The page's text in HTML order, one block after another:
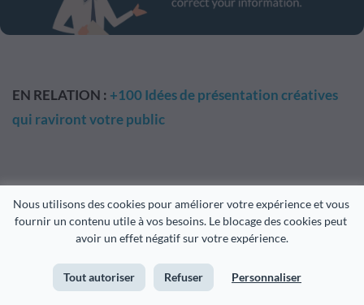
Nous utilisons des cookies pour améliorer votre expérience et vous
fournir un contenu utile à vos besoins. Le blocage des cookies peut
avoir un effet négatif sur votre expérience.
Tout autoriser Refuser Personnaliser
EN RELATION : +100 Idées de présentation créatives
qui raviront votre public
9
Terminez votre FAQ de la bonne
manière.
Vous avez travaillé dur et êtes arrivé jusqu'ici, ne vous